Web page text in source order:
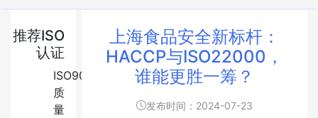
推荐ISO
认证
ISO9001:2015
质
量
上海食品安全新标杆：
HACCP与ISO22000，
谁能更胜一筹？
发布时间：2024-07-23